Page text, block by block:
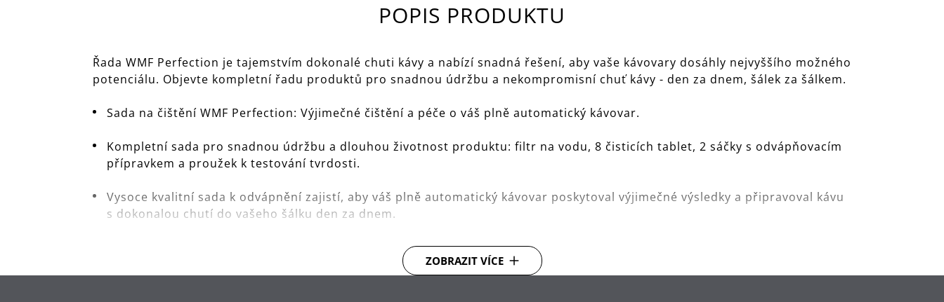
POPIS PRODUKTU
Řada WMF Perfection je tajemstvím dokonalé chuti kávy a nabízí snadná řešení, aby vaše kávovary dosáhly nejvyššího možného
potenciálu. Objevte kompletní řadu produktů pro snadnou údržbu a nekompromisní chuť kávy - den za dnem, šálek za šálkem.
Sada na čištění WMF Perfection: Výjimečné čištění a péče o váš plně automatický kávovar.
Kompletní sada pro snadnou údržbu a dlouhou životnost produktu: filtr na vodu, 8 čisticích tablet, 2 sáčky s odvápňovacím
přípravkem a proužek k testování tvrdosti.
Vysoce kvalitní sada k odvápnění zajistí, aby váš plně automatický kávovar poskytoval výjimečné výsledky a připravoval kávu
s dokonalou chutí do vašeho šálku den za dnem.
Čisticí tablety odstraňují nánosy kávy a mastnotu, které se mohou hromadit uvnitř vašeho přístroje.
ZOBRAZIT VÍCE